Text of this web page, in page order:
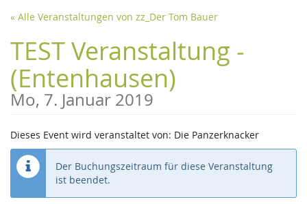
Zum
Inhalt
springen
« Alle Veranstaltungen von zz_Der Tom Bauer
TEST Veranstaltung -
(Entenhausen)
Mo, 7. Januar 2019
Dieses Event wird veranstaltet von: Die Panzerknacker
Der Buchungszeitraum für diese Veranstaltung
ist beendet.